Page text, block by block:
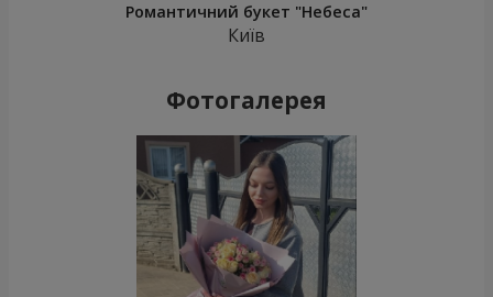
Романтичний букет "Небеса"
Київ
Фотогалерея